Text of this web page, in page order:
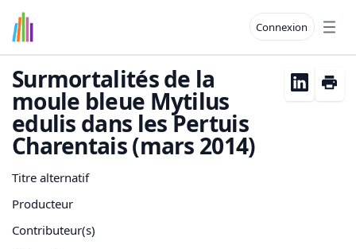
Connexion
Surmortalités de la
moule bleue Mytilus
edulis dans les Pertuis
Charentais (mars 2014)
Titre alternatif
Producteur
Contributeur(s)